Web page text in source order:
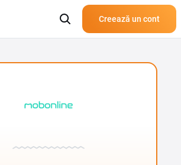
Creează un cont